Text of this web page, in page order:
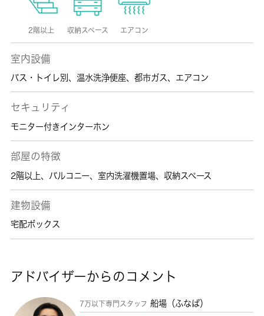
2階以上 収納スペース エアコン
室内設備
バス・トイレ別 、 温水洗浄便座、 都市ガス、 エアコン
セキュリティ
モニター付きインターホン
部屋の特徴
2階以上、 バルコニー、 室内洗濯機置場、 収納スペース
建物設備
宅配ボックス
アドバイザーからのコメント
7万以下専門スタッフ 船場（ふなば）